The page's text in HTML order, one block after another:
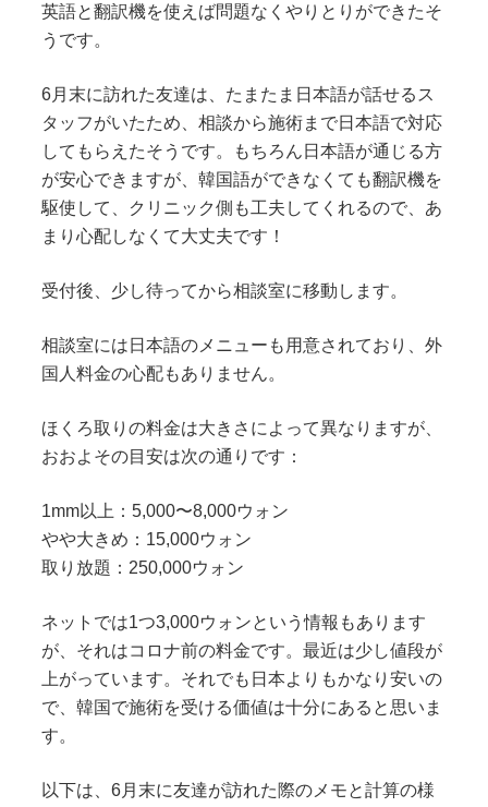
英語と翻訳機を使えば問題なくやりとりができたそ
うです。
6月末に訪れた友達は、たまたま日本語が話せるス
タッフがいたため、相談から施術まで日本語で対応
してもらえたそうです。もちろん日本語が通じる方
が安心できますが、韓国語ができなくても翻訳機を
駆使して、クリニック側も工夫してくれるので、あ
まり心配しなくて大丈夫です！
受付後、少し待ってから相談室に移動します。
相談室には日本語のメニューも用意されており、外
国人料金の心配もありません。
ほくろ取りの料金は大きさによって異なりますが、
おおよその目安は次の通りです：
1mm以上：5,000〜8,000ウォン
やや大きめ：15,000ウォン
取り放題：250,000ウォン
ネットでは1つ3,000ウォンという情報もあります
が、それはコロナ前の料金です。最近は少し値段が
上がっています。それでも日本よりもかなり安いの
で、韓国で施術を受ける価値は十分にあると思いま
す。
以下は、6月末に友達が訪れた際のメモと計算の様